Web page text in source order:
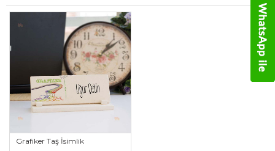
Grafiker Taş İsimlik